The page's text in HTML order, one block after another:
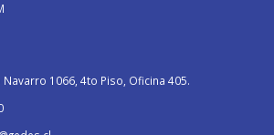
Navarro 1066, 4to Piso, Oficina 405.